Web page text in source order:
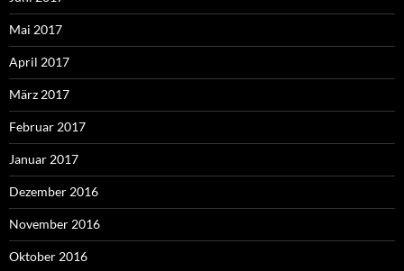
Mai 2017
April 2017
März 2017
Februar 2017
Januar 2017
Dezember 2016
November 2016
Oktober 2016